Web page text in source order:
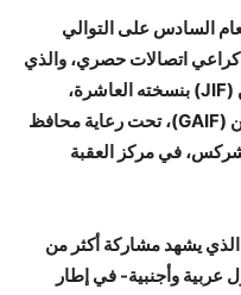
السادس على التوالي
كراعي اتصالات حصري، والذي
ينظمه الاتحاد الأردني لشركات التأمين (JIF) بنسخته العاشرة،
بالتعاون مع الاتحاد العام العربي للتأمين (GAIF)، تحت رعاية محافظ
شركس، في مركز العقبة
الذي يشهد مشاركة أكثر من
عربية وأجنبية- في إطار